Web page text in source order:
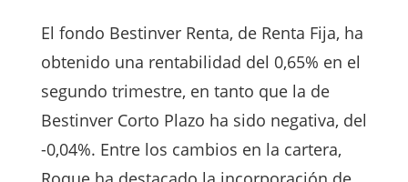
El fondo Bestinver Renta, de Renta Fija, ha
obtenido una rentabilidad del 0,65% en el
segundo trimestre, en tanto que la de
Bestinver Corto Plazo ha sido negativa, del
-0,04%. Entre los cambios en la cartera,